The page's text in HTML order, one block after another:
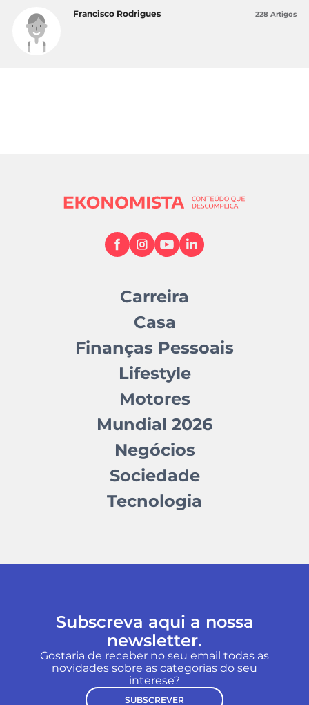
Francisco Rodrigues 228 Artigos
Carreira
Casa
Finanças Pessoais
Lifestyle
Motores
Mundial 2026
Negócios
Sociedade
Tecnologia
Subscreva aqui a nossa
newsletter.
Gostaria de receber no seu email todas as
novidades sobre as categorias do seu
interese?
SUBSCREVER